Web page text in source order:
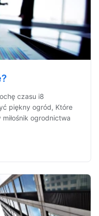
czasu i8
piękny ogród, Które
ogrodnictwa